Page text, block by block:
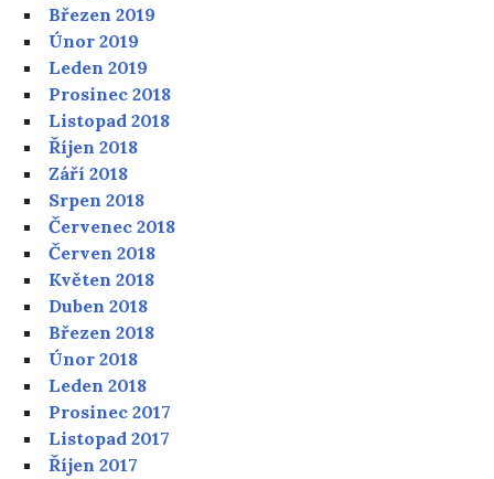
Březen 2019
Únor 2019
Leden 2019
Prosinec 2018
Listopad 2018
Říjen 2018
Září 2018
Srpen 2018
Červenec 2018
Červen 2018
Květen 2018
Duben 2018
Březen 2018
Únor 2018
Leden 2018
Prosinec 2017
Listopad 2017
Říjen 2017